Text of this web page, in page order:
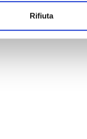
Rifiuta